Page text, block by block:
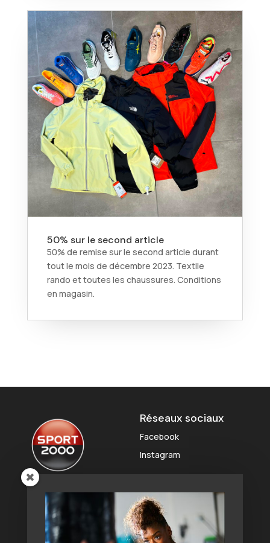
50% sur le second article
50% de remise sur le second article durant
tout le mois de décembre 2023. Textile
rando et toutes les chaussures. Conditions
en magasin.
Réseaux sociaux
Facebook
Instagram
Liens rapides
Outlet
Coordonnées
Zone Sport